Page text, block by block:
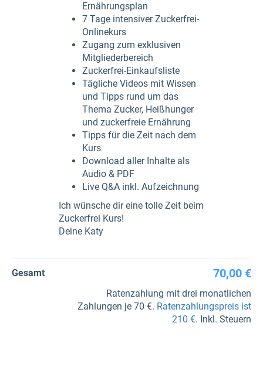
Ernährungsplan
7 Tage intensiver Zuckerfrei-
Onlinekurs
Zugang zum exklusiven
Mitgliederbereich
Zuckerfrei-Einkaufsliste
Tägliche Videos mit Wissen
und Tipps rund um das
Thema Zucker, Heißhunger
und zuckerfreie Ernährung
Tipps für die Zeit nach dem
Kurs
Download aller Inhalte als
Audio & PDF
Live Q&A inkl. Aufzeichnung
Ich wünsche dir eine tolle Zeit beim
Zuckerfrei Kurs!
Deine Katy
Gesamt 70,00 €
Ratenzahlung mit drei monatlichen
Zahlungen je 70 €. Ratenzahlungspreis ist
210 €. Inkl. Steuern